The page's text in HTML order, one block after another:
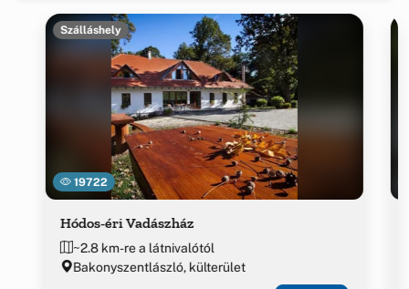
19722
Szálláshely
Hódos-éri Vadászház
~2.8 km-re a látnivalótól
Bakonyszentlászló, külterület